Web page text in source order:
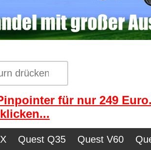
für nur 249 Euro.
Quest Q35 Quest V60